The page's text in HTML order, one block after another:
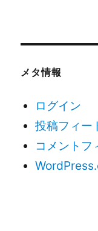
メタ情報
ログイン
投稿フィー
コメントフ